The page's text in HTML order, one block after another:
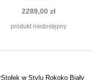
2289,00 zł
produkt niedostępny